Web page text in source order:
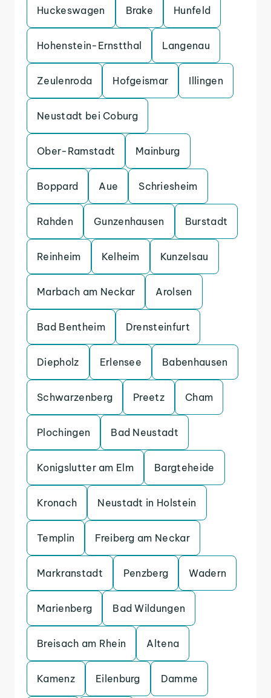
Huckeswagen Brake Hunfeld
Hohenstein-Ernstthal Langenau
Zeulenroda Hofgeismar Illingen
Neustadt bei Coburg
Ober-Ramstadt Mainburg
Boppard Aue Schriesheim
Rahden Gunzenhausen Burstadt
Reinheim Kelheim Kunzelsau
Marbach am Neckar Arolsen
Bad Bentheim Drensteinfurt
Diepholz Erlensee Babenhausen
Schwarzenberg Preetz Cham
Plochingen Bad Neustadt
Konigslutter am Elm Bargteheide
Kronach Neustadt in Holstein
Templin Freiberg am Neckar
Markranstadt Penzberg Wadern
Marienberg Bad Wildungen
Breisach am Rhein Altena
Kamenz Eilenburg Damme